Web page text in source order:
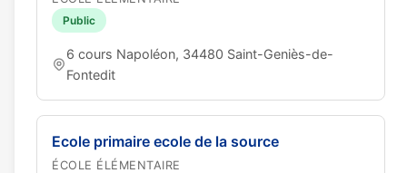
Public
6 cours Napoléon, 34480 Saint-Geniès-de-
Fontedit
Ecole primaire ecole de la source
ÉCOLE ÉLÉMENTAIRE